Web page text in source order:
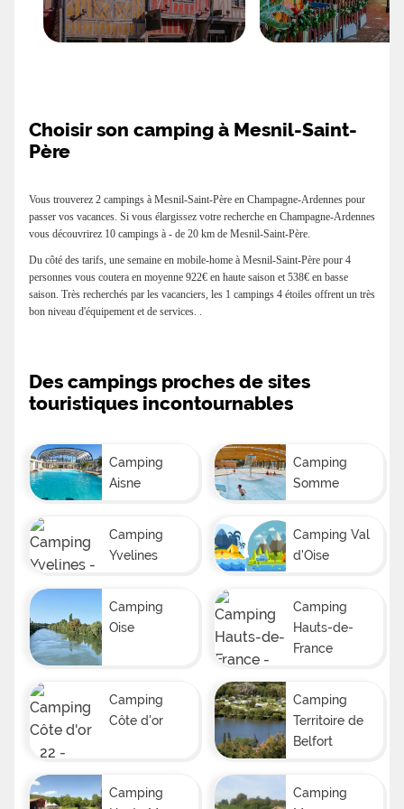
Choisir son camping à Mesnil-Saint-
Père
Vous trouverez 2 campings à Mesnil-Saint-Père en Champagne-Ardennes pour
passer vos vacances. Si vous élargissez votre recherche en Champagne-Ardennes
vous découvrirez 10 campings à - de 20 km de Mesnil-Saint-Père.
Du côté des tarifs, une semaine en mobile-home à Mesnil-Saint-Père pour 4
personnes vous coutera en moyenne 922€ en haute saison et 538€ en basse
saison. Très recherchés par les vacanciers, les 1 campings 4 étoiles offrent un très
bon niveau d'équipement et de services. .
Des campings proches de sites
touristiques incontournables
Camping
Aisne
Camping
Somme
Camping
Yvelines
Camping Val
d'Oise
Camping
Oise
Camping
Hauts-de-
France
Camping
Côte d'or
Camping
Territoire de
Belfort
Camping
Camping